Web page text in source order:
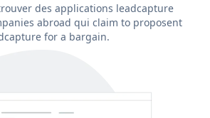
des applications leadcapture
abroad qui claim to proposent
for a bargain.